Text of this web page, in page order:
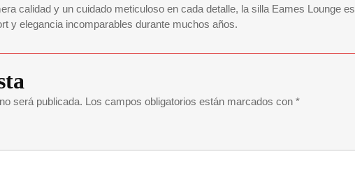
calidad y un cuidado meticuloso en cada detalle, la silla Eames Lounge es
y elegancia incomparables durante muchos años.
será publicada. Los campos obligatorios están marcados con *